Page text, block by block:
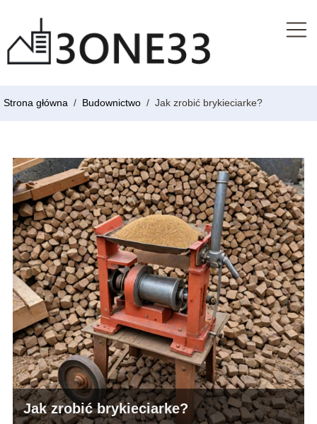
Strona główna / Budownictwo / Jak zrobić brykieciarke?
Jak zrobić brykieciarke?